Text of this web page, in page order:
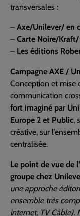
transversales :
– Axe/Unilever/ en
– Carte Noire/
– Les éditions
Campagne AXE /
Conception et mise
communication
fort imaginé par
Europe 2 et Public,
créative, sur
centralisée.
Le point de vue de
groupe chez
une approche
ensemble très
internet, TV Câble).